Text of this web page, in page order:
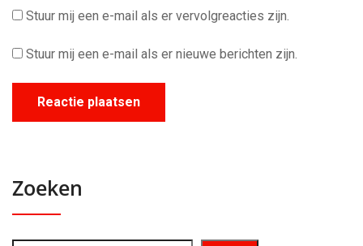
Stuur mij een e-mail als er vervolgreacties zijn.
Stuur mij een e-mail als er nieuwe berichten zijn.
Zoeken